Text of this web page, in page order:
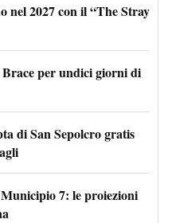
nel 2027 con il “The Stray
per undici giorni di
di San Sepolcro gratis
7: le proiezioni